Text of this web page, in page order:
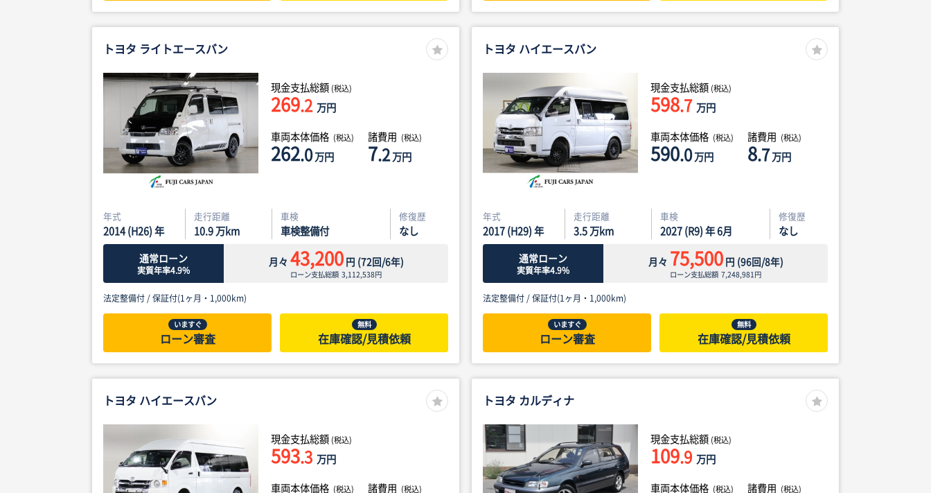
トヨタ ライトエースバン
現金支払総額 (税込)
269.2 万円
車両本体価格 (税込)
262.0万円
諸費用 (税込)
7.2万円
年式
2014 (H26) 年
走行距離
10.9万km
車検
車検整備付
修復歴
なし
通常ローン
実質年率4.9%
月々 43,200円 (72回/6年)
ローン支払総額3,112,538円
法定整備付 /保証付(1ヶ月・1,000km)
いますぐ
ローン審査
無料
在庫確認/見積依頼
トヨタ ハイエースバン
現金支払総額 (税込)
598.7 万円
車両本体価格 (税込)
590.0万円
諸費用 (税込)
8.7万円
年式
2017 (H29) 年
走行距離
3.5万km
車検
2027 (R9) 年 6月
修復歴
なし
通常ローン
実質年率4.9%
月々 75,500円 (96回/8年)
ローン支払総額7,248,981円
法定整備付 /保証付(1ヶ月・1,000km)
いますぐ
ローン審査
無料
在庫確認/見積依頼
トヨタ ハイエースバン
現金支払総額 (税込)
593.3 万円
車両本体価格 (税込) 諸費用 (税込)
トヨタ カルディナ
現金支払総額 (税込)
109.9 万円
車両本体価格 (税込) 諸費用 (税込)